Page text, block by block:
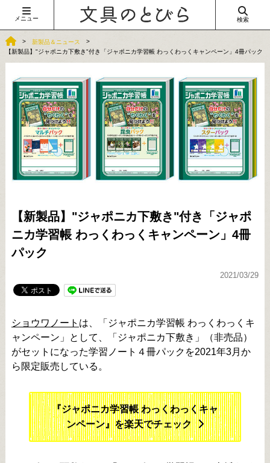
メニュー 検索
新製品＆ニュース
【新製品】"ジャポニカ下敷き"付き「ジャポニカ学習帳 わっくわっくキャンペーン」4冊パック
【新製品】"ジャポニカ下敷き"付き「ジャポ
ニカ学習帳 わっくわっくキャンペーン」4冊
パック
2021/03/29
ショウワノート は、「ジャポニカ学習帳 わっくわっくキ
ャンペーン」として、「ジャポニカ下敷き」（非売品）
がセットになった学習ノート４冊パックを2021年3月か
ら限定販売している。
『ジャポニカ学習帳 わっくわっくキャ
ンペーン』を楽天でチェック